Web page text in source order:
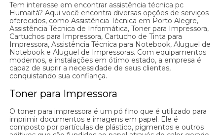
Tem interesse em encontrar assistência técnica pc
Humaitá? Aqui você encontra diversas opções de serviços
oferecidos, como Assistência Técnica em Porto Alegre,
Assistência Técnica de Informática, Toner para Impressora,
Cartuchos para Impressora, Cartucho de Tinta para
Impressora, Assistência Técnica para Notebook, Aluguel de
Notebook e Aluguel de Impressoras. Com equipamentos
modernos, e instalações em ótimo estado, a empresa é
capaz de suprir a necessidade de seus clientes,
conquistando sua confiança.
Toner para Impressora
O toner para impressora é um pó fino que é utilizado para
imprimir documentos e imagens em papel. Ele é
composto por partículas de plástico, pigmentos e outros